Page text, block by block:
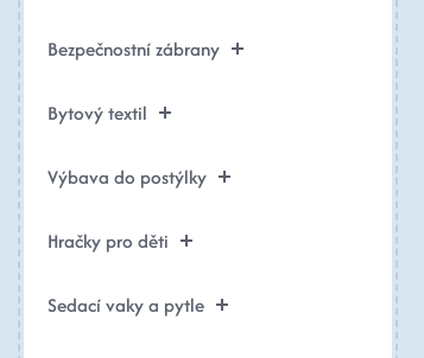
Bezpečnostní zábrany
Bytový textil
Výbava do postýlky
Hračky pro děti
Sedací vaky a pytle